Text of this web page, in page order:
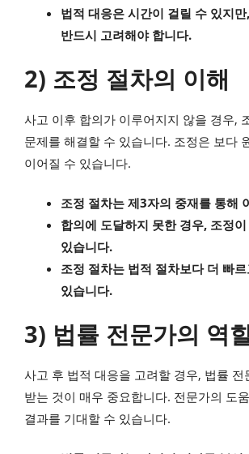
법적 대응은 시간이 걸릴 수 있지
반드시 고려해야 합니다.
2) 조정 절차의 이해
사고 이후 합의가 이루어지지 않을 경우,
문제를 해결할 수 있습니다. 조정은 보다
이어질 수 있습니다.
조정 절차는 제3자의 중재를 통해
합의에 도달하지 못한 경우, 조정
있습니다.
조정 절차는 법적 절차보다 더 빠
있습니다.
3) 법률 전문가의 역
사고 후 법적 대응을 고려할 경우, 법률 전
받는 것이 매우 중요합니다. 전문가의 도
결과를 기대할 수 있습니다.